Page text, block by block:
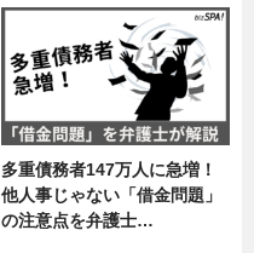
多重債務者147万人に急増！
他人事じゃない「借金問題」
の注意点を弁護士…